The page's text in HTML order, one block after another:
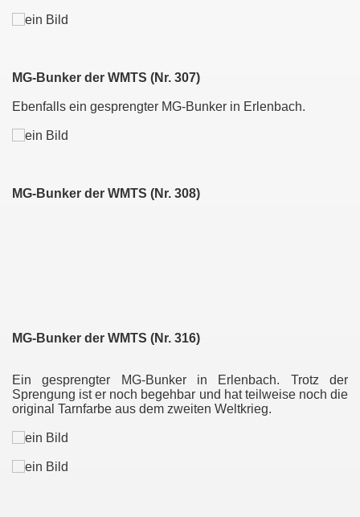
MG-Bunker der WMTS (Nr. 307)
Ebenfalls ein gesprengter MG-Bunker in Erlenbach.
MG-Bunker der WMTS (Nr. 308)
MG-Bunker der WMTS (Nr. 316)
Ein gesprengter MG-Bunker in Erlenbach. Trotz der
Sprengung ist er noch begehbar und hat teilweise noch die
original Tarnfarbe aus dem zweiten Weltkrieg.